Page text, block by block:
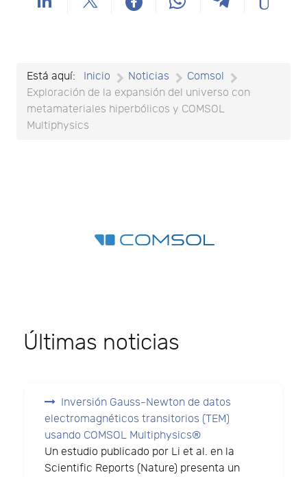
Está aquí: Inicio Noticias
Comsol
Exploración de la expansión del universo con
metamateriales hiperbólicos y COMSOL
Multiphysics
Últimas noticias
Inversión Gauss-Newton de datos
electromagnéticos transitorios (TEM)
usando COMSOL Multiphysics®
Un estudio publicado por Li et al. en la
Scientific Reports (Nature) presenta un